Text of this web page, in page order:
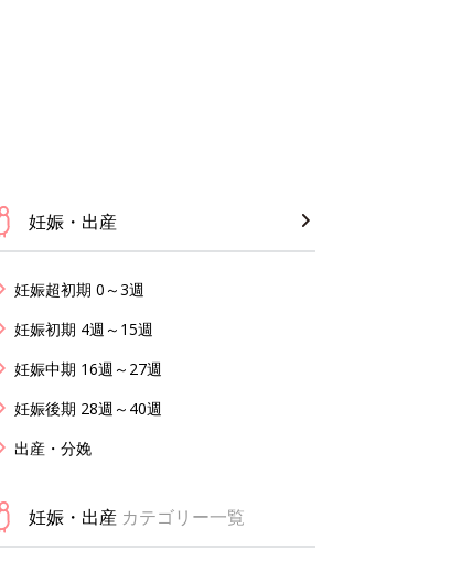
妊娠・出産
妊娠超初期 0～3週
妊娠初期 4週～15週
妊娠中期 16週～27週
妊娠後期 28週～40週
出産・分娩
妊娠・出産 カテゴリー一覧